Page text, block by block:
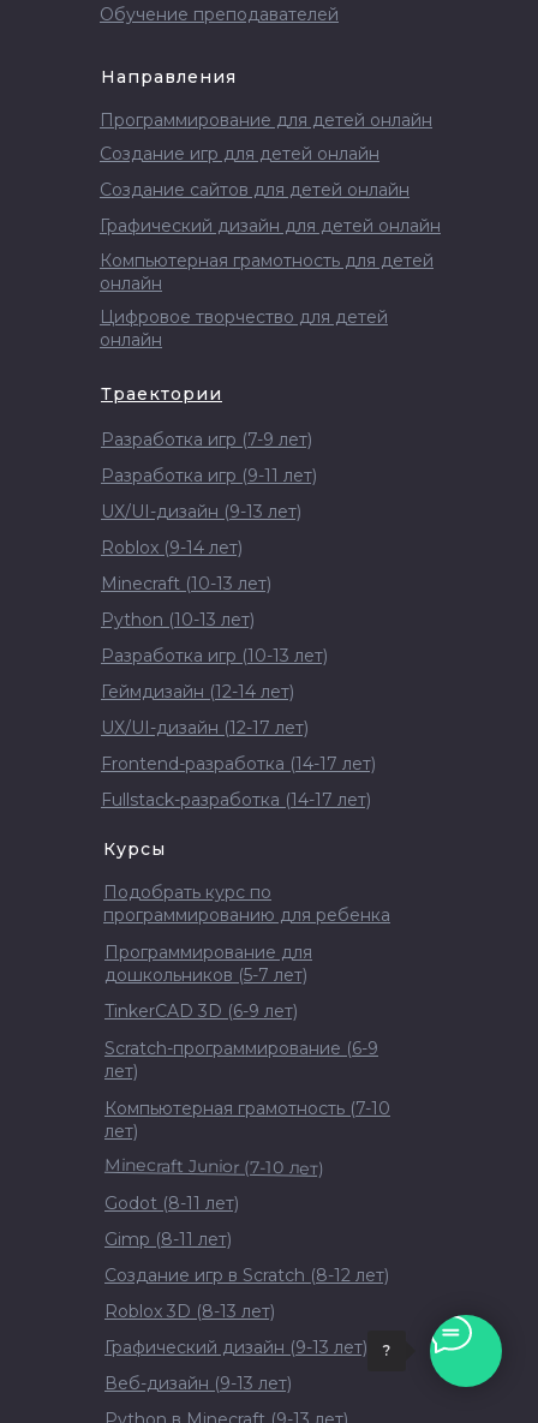
?
Траектории
Разработка игр (7-9 лет)
UX/UI-дизайн (9-13 лет)
UX/UI-дизайн (12-17 лет)
Frontend-разработка (14-17 лет)
Fullstack-разработка (14-17 лет)
Разработка игр (10-13 лет)
Геймдизайн (12-14 лет)
Roblox (9-14 лет)
Разработка игр (9-11 лет)
Minecraft (10-13 лет)
Python (10-13 лет)
Обучение преподавателей
Подобрать курс по
программированию для ребенка
Программирование для
дошкольников (5-7 лет)
TinkerCAD 3D (6-9 лет)
Scratch-программирование (6-9
лет)
Компьютерная грамотность (7-10
лет)
Minecraft Junior (7-10 лет)
Gimp (8-11 лет)
Godot (8-11 лет)
Создание игр в Scratch (8-12 лет)
Roblox 3D (8-13 лет)
Графический дизайн (9-13 лет)
Веб-дизайн (9-13 лет)
Курсы
Направления
Программирование для детей онлайн
Создание игр для детей онлайн
Создание сайтов для детей онлайн
Цифровое творчество для детей
онлайн
Компьютерная грамотность для детей
онлайн
Графический дизайн для детей онлайн